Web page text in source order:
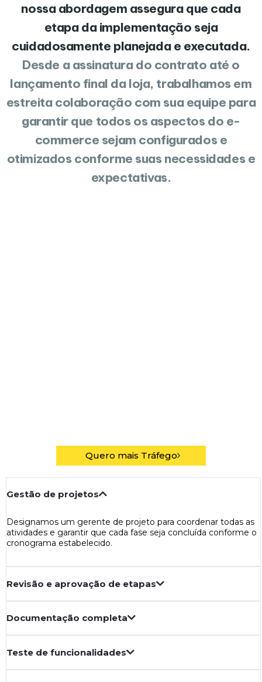
nossa abordagem assegura que cada
etapa da implementação seja
cuidadosamente planejada e executada.
Desde a assinatura do contrato até o
lançamento final da loja, trabalhamos em
estreita colaboração com sua equipe para
garantir que todos os aspectos do e-
commerce sejam configurados e
otimizados conforme suas necessidades e
expectativas.
Quero mais Tráfego
Gestão de projetos
Designamos um gerente de projeto para coordenar todas as
atividades e garantir que cada fase seja concluída conforme o
cronograma estabelecido.
Revisão e aprovação de etapas
Documentação completa
Teste de funcionalidades